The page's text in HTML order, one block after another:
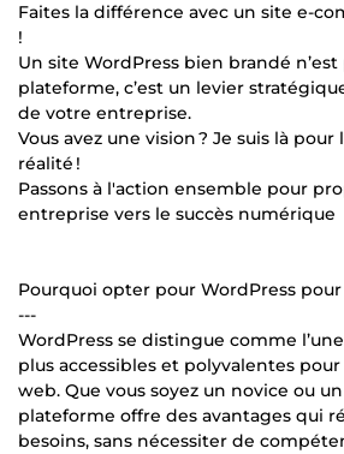
Faites la différence avec un site e-
!
Un site WordPress bien brandé
plateforme, c’est un levier
de votre entreprise.
Vous avez une vision ? Je suis là
réalité !
Passons à l'action ensemble pour
entreprise vers le succès numérique
Pourquoi opter pour WordPress
---
WordPress se distingue comme
plus accessibles et polyvalentes
web. Que vous soyez un novice ou
plateforme offre des avantages qui
besoins, sans nécessiter de